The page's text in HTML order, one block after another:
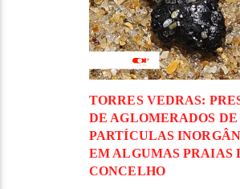
TORRES VEDRAS:
DE AGLOMERADOS DE
PARTÍCULAS
EM ALGUMAS PRAIAS
CONCELHO